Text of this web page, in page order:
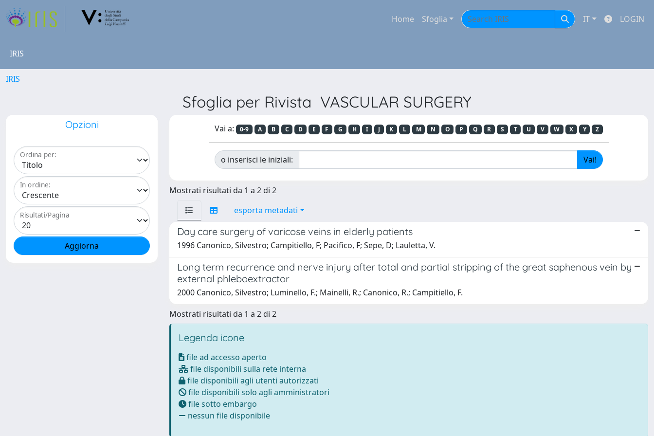
Home Sfoglia IT LOGIN
IRIS
IRIS
Sfoglia per Rivista VASCULAR SURGERY
Opzioni
Ordina per:
In ordine:
Risultati/Pagina
Vai a: 0-9 A B C D E F G H I J K L M N O P Q R S T U V W X Y Z
o inserisci le iniziali:
Mostrati risultati da 1 a 2 di 2
esporta metadati
Day care surgery of varicose veins in elderly patients
1996 Canonico, Silvestro; Campitiello, F; Pacifico, F; Sepe, D; Lauletta, V.
Long term recurrence and nerve injury after total and partial stripping of the great saphenous vein by
external phleboextractor
2000 Canonico, Silvestro; Luminello, F.; Mainelli, R.; Canonico, R.; Campitiello, F.
Mostrati risultati da 1 a 2 di 2
Legenda icone
file ad accesso aperto
file disponibili sulla rete interna
file disponibili agli utenti autorizzati
file disponibili solo agli amministratori
file sotto embargo
nessun file disponibile